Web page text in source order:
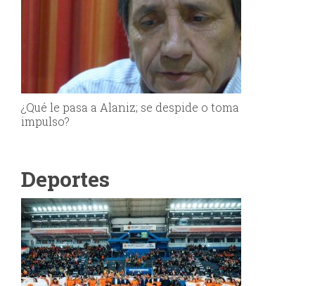
¿Qué le pasa a Alaniz; se despide o toma
impulso?
Deportes